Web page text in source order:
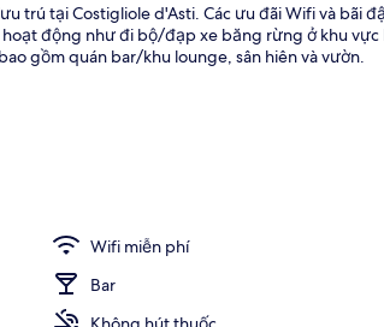
trú tại Costigliole d'Asti. Các ưu đãi Wifi và bãi
động như đi bộ/đạp xe băng rừng ở khu vực
gồm quán bar/khu lounge, sân hiên và vườn.
Wifi miễn phí
Bar